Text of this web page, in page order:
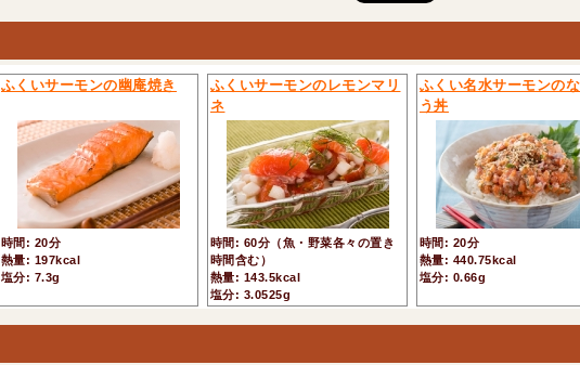
ふくいサーモンの幽庵焼き
時間: 20分
熱量: 197kcal
塩分: 7.3g
ふくいサーモンのレモンマリ
ネ
時間: 60分（魚・野菜各々の置き
時間含む）
熱量: 143.5kcal
塩分: 3.0525g
ふくい名水サーモンの
う丼
時間: 20分
熱量: 440.75kcal
塩分: 0.66g